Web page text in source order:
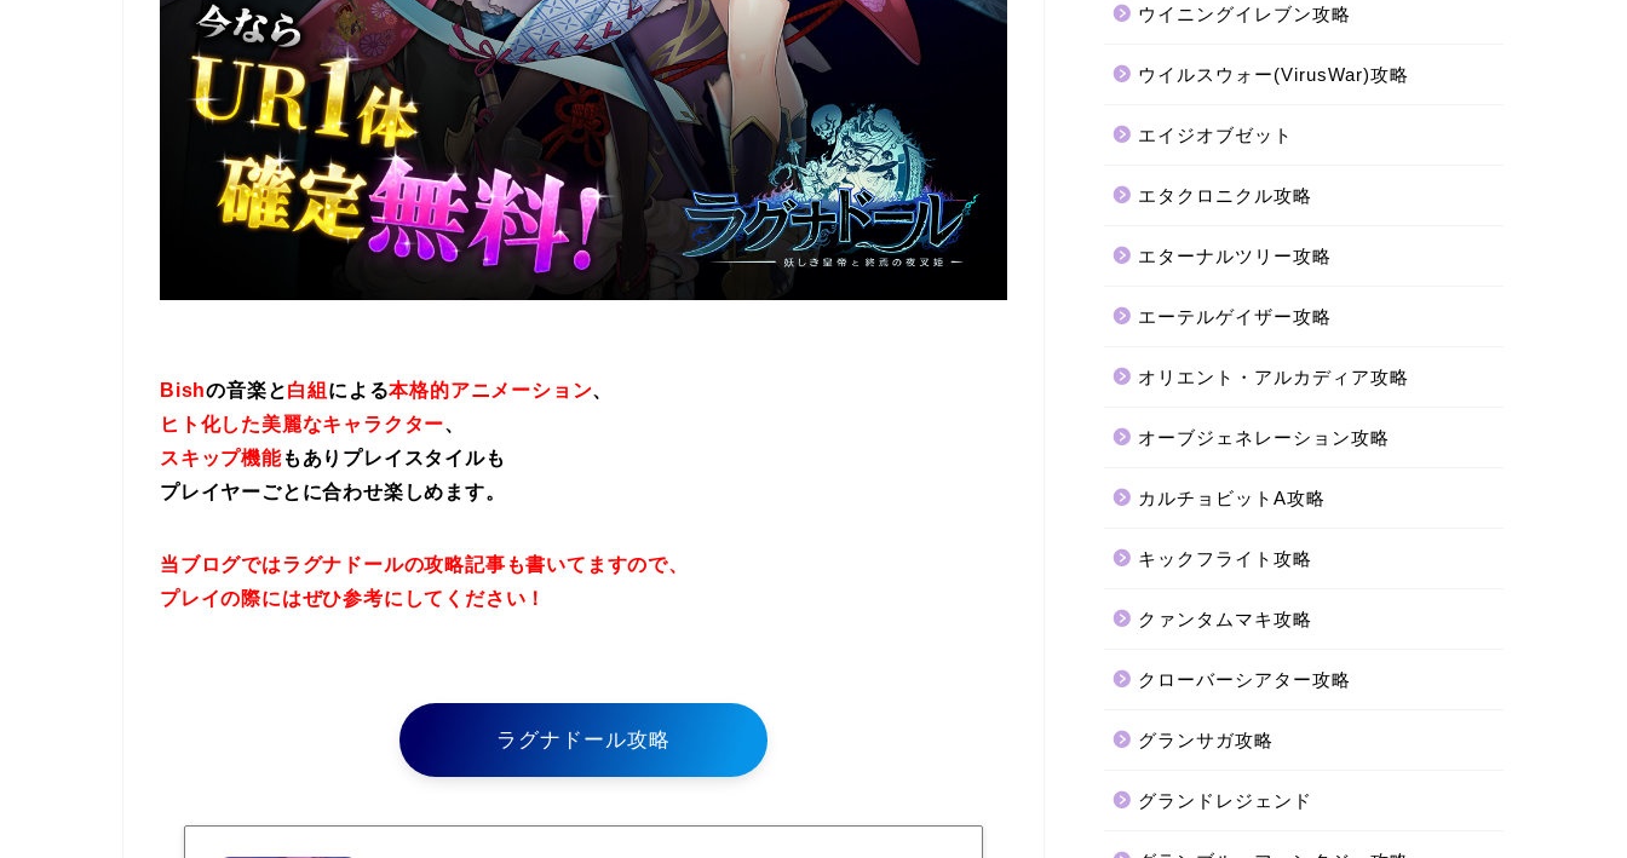
Bishの音楽と白組 による本格的アニメーション、
ヒト化した美麗なキャラクター、
スキップ機能もありプレイスタイルも
プレイヤーごとに合わせ楽しめます。
当ブログではラグナドールの攻略記事も書いてますので、
プレイの際にはぜひ参考にしてください！
ラグナドール攻略
ウイニングイレブン攻略
ウイルスウォー(VirusWar)攻略
エイジオブゼット
エタクロニクル攻略
エターナルツリー攻略
エーテルゲイザー攻略
オリエント・アルカディア攻略
オーブジェネレーション攻略
カルチョビットA攻略
キックフライト攻略
クァンタムマキ攻略
クローバーシアター攻略
グランサガ攻略
グランドレジェンド